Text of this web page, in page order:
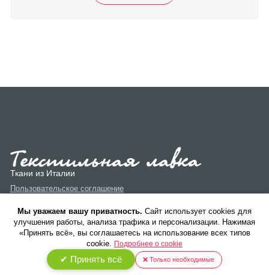
Ткани из Италии
Пользовательское соглашение
Политика конфиденциальности
Мы уважаем вашу приватность. Cайт использует cookies для
улучшения работы, анализа трафика и персонализации. Нажимая
«Принять всё», вы соглашаетесь на использование всех типов
cookie. Подробнее о cookie
✔ Принять всё ❌ Только необходимые